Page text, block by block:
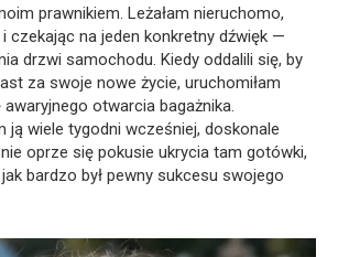
prawnikiem. Leżałam nieruchomo,
czekając na jeden konkretny dźwięk —
drzwi samochodu. Kiedy oddalili się, by
za swoje nowe życie, uruchomiłam
otwarcia bagażnika.
ją wiele tygodni wcześniej, doskonale
oprze się pokusie ukrycia tam gotówki,
bardzo był pewny sukcesu swojego